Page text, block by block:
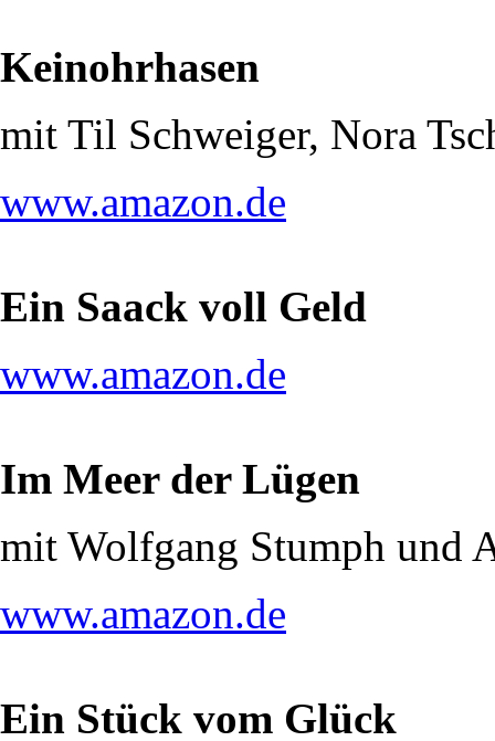
Keinohrhasen
mit Til Schweiger, Nora
www.amazon.de
Ein Saack voll Geld
www.amazon.de
Im Meer der Lügen
mit Wolfgang Stumph und
www.amazon.de
Ein Stück vom Glück